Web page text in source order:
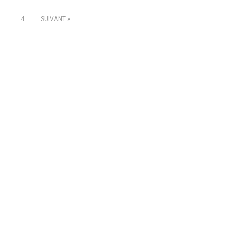
… 4 SUIVANT